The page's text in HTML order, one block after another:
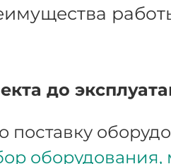
до
поставку